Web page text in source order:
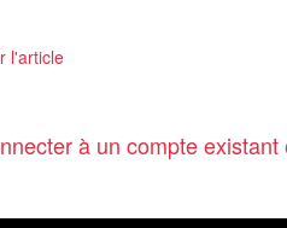
l'article
à un compte existant